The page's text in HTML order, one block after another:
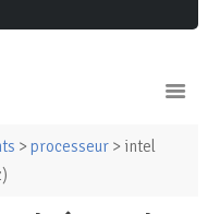
> processeur > intel